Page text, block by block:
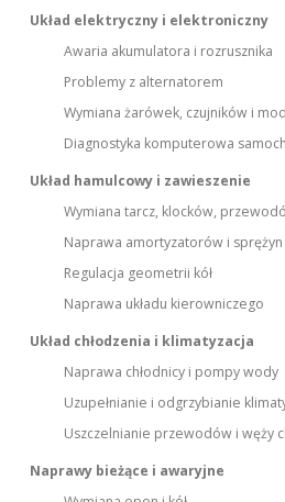
Układ elektryczny i elektroniczny
Awaria akumulatora i rozrusznika
Problemy z alternatorem
Wymiana żarówek, czujników i
Diagnostyka komputerowa
Układ hamulcowy i zawieszenie
Wymiana tarcz, klocków,
Naprawa amortyzatorów i sprężyn
Regulacja geometrii kół
Naprawa układu kierowniczego
Układ chłodzenia i klimatyzacja
Naprawa chłodnicy i pompy wody
Uzupełnianie i odgrzybianie
Uszczelnianie przewodów i węży
Naprawy bieżące i awaryjne